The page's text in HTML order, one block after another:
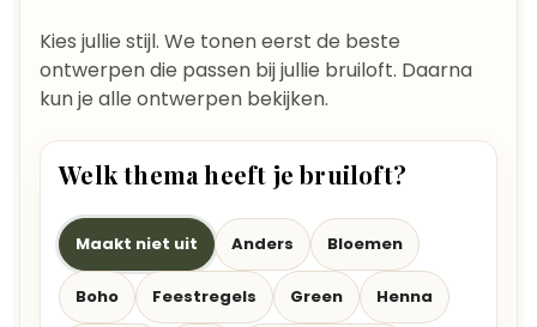
Kies jullie stijl. We tonen eerst de beste
ontwerpen die passen bij jullie bruiloft. Daarna
kun je alle ontwerpen bekijken.
Welk thema heeft je bruiloft?
Maakt niet uit Anders Bloemen
Boho Feestregels Green Henna